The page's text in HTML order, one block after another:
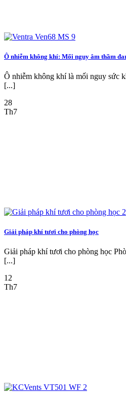
Ô nhiễm không khí: Mối nguy âm thầm
Ô nhiễm không khí là mối nguy sức
[...]
28
Th7
Giải pháp khí tươi cho phòng học
Giải pháp khí tươi cho phòng học
[...]
12
Th7